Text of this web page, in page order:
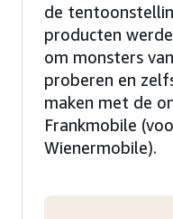
de
producten
om monsters
proberen en
maken met de
Frankmobile
Wienermobile).